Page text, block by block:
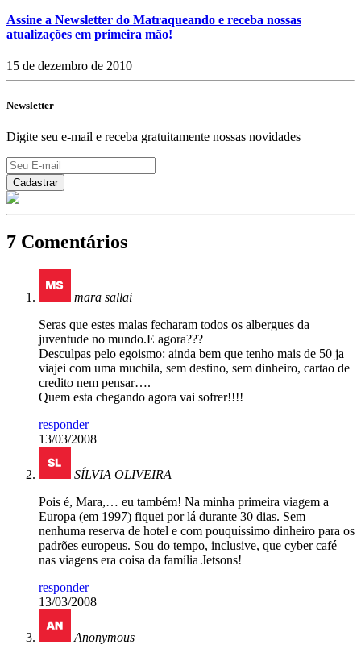
Assine a Newsletter do Matraqueando e receba nossas
atualizações em primeira mão!
15 de dezembro de 2010
Newsletter
Digite seu e-mail e receba gratuitamente nossas novidades
7 Comentários
mara sallai
Seras que estes malas fecharam todos os albergues da
juventude no mundo.E agora???
Desculpas pelo egoismo: ainda bem que tenho mais de 50 ja
viajei com uma muchila, sem destino, sem dinheiro, cartao de
credito nem pensar….
Quem esta chegando agora vai sofrer!!!!
responder
13/03/2008
SÍLVIA OLIVEIRA
Pois é, Mara,… eu também! Na minha primeira viagem a
Europa (em 1997) fiquei por lá durante 30 dias. Sem
nenhuma reserva de hotel e com pouquíssimo dinheiro para os
padrões europeus. Sou do tempo, inclusive, que cyber café
nas viagens era coisa da família Jetsons!
responder
13/03/2008
Anonymous